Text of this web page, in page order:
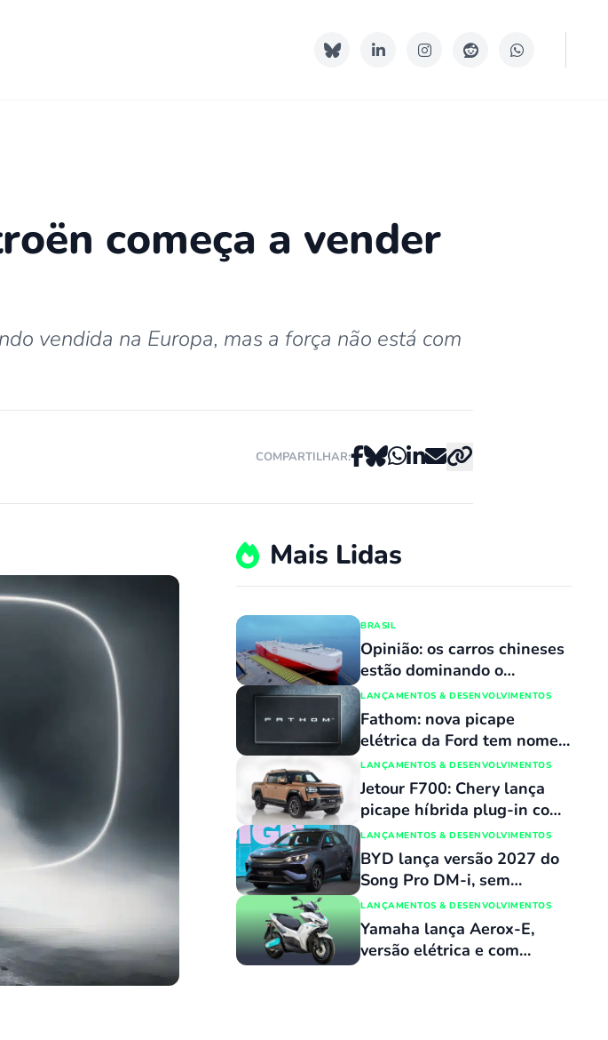
começa a vender
vendida na Europa, mas a força não está com
COMPARTILHAR:
Mais Lidas
BRASIL
Opinião: os carros chineses
estão dominando o
mercado porque
simplesmente não têm
concorrentes
LANÇAMENTOS & DESENVOLVIMENTOS
Fathom: nova picape
elétrica da Ford tem nome
revelado e custará o mesmo
que uma Maverick
LANÇAMENTOS & DESENVOLVIMENTOS
Jetour F700: Chery lança
picape híbrida plug-in com
capacidade de atravessar
trechos alagados de até 90
cm
LANÇAMENTOS & DESENVOLVIMENTOS
BYD lança versão 2027 do
Song Pro DM-i, sem
reajuste de preços, com
várias atualizações e agora
flex
LANÇAMENTOS & DESENVOLVIMENTOS
Yamaha lança Aerox-E,
versão elétrica e com